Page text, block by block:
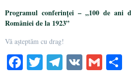
Programul conferinței – „100 de ani
României de la 1923”
Vă așteptăm cu drag!
Fa T Te V G